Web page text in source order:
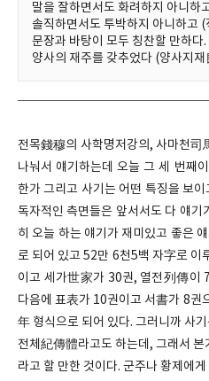
말을 잘하면서도 화려하지 아니하
솔직하면서도 투박하지 아니하고
문장과 바탕이 모두 칭찬할 만하
양사의 재주를 갖추었다 (양사지
전목錢穆의 사학명저강의, 사마천司
나눠서 얘기하는데 오늘 그 세 번째
한가 그리고 사기는 어떤 특징을 보
독자적인 측면들은 앞서서도 다 얘기
히 오늘 하는 얘기가 재미있고 좋은
로 되어 있고 52만 6천5백 자字로 이
이고 세가世家가 30권, 열전列傳이
다음에 표表가 10권이고 서書가 8권
年 형식으로 되어 있다. 그러니까 사
전체紀傳體라고도 하는데, 그래서
라고 할 만한 것이다. 군주나 황제에